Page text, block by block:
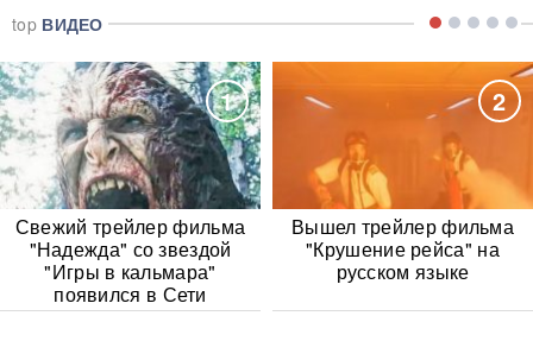
top ВИДЕО
1
Свежий трейлер фильма
"Надежда" со звездой
"Игры в кальмара"
появился в Сети
2
Вышел трейлер фильма
"Крушение рейса" на
русском языке